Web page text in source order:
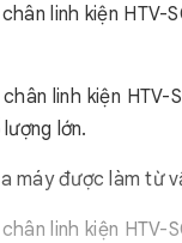
linh kiện
linh kiện
lớn.
máy được làm từ
linh kiện